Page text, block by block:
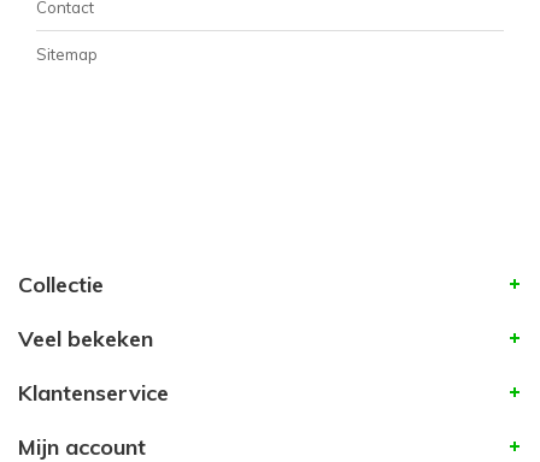
Contact
Sitemap
Collectie
Veel bekeken
Klantenservice
Mijn account